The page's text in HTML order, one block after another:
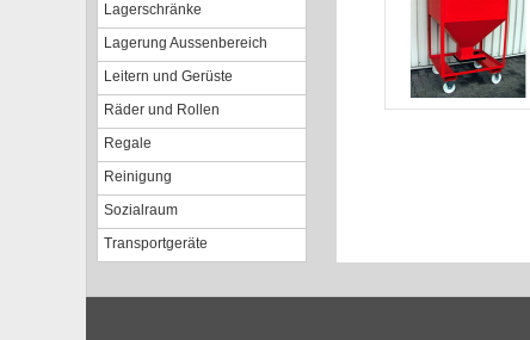
Lagerschränke
Lagerung Aussenbereich
Leitern und Gerüste
Räder und Rollen
Regale
Reinigung
Sozialraum
Transportgeräte